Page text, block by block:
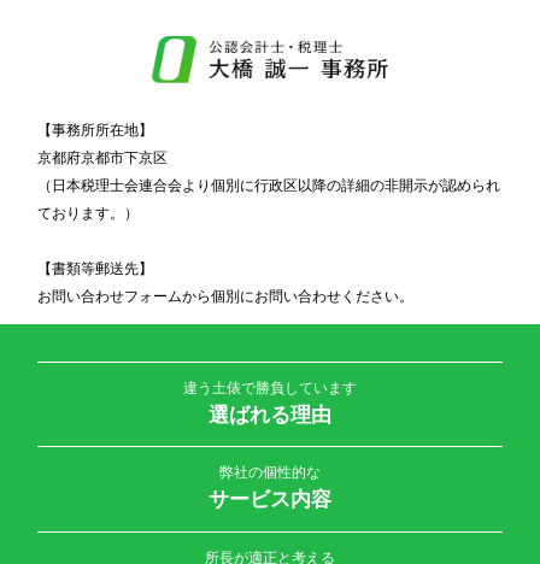
【事務所所在地】
京都府京都市下京区
（日本税理士会連合会より個別に行政区以降の詳細の非開示が認められ
ております。）
【書類等郵送先】
お問い合わせフォームから個別にお問い合わせください。
違う土俵で勝負しています
選ばれる理由
弊社の個性的な
サービス内容
所長が適正と考える